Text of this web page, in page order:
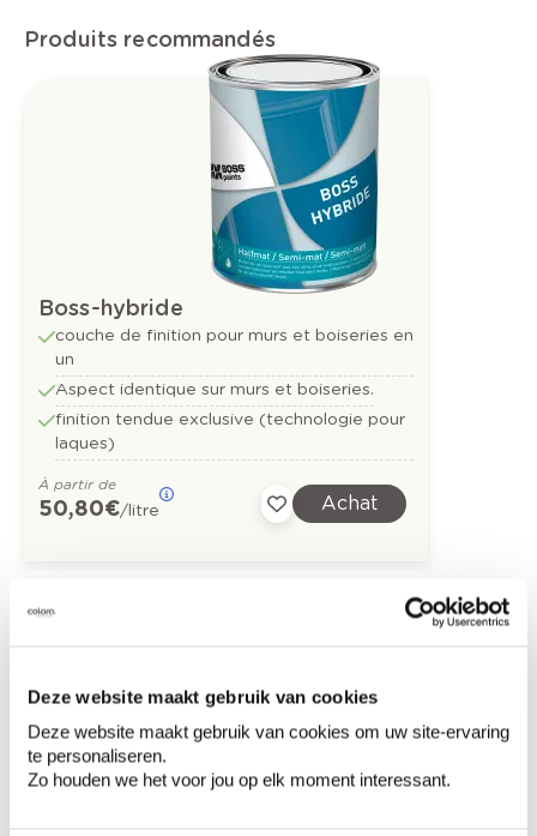
Deze website maakt gebruik van cookies
Deze website maakt gebruik van cookies om uw site-ervaring
te personaliseren.
Zo houden we het voor jou op elk moment interessant.
Produits recommandés
Boss-hybride
couche de finition pour murs et boiseries en
un
Aspect identique sur murs et boiseries.
finition tendue exclusive (technologie pour
laques)
À partir de
50,80 €/litre Achat
Découvrez plus d'images d'inspiration pour:
Gris Off black Off white
Aqua Sensa - beton ciré